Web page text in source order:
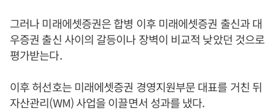
그러나 미래에셋증권은 합병 이후 미래에셋증권 출신과 대
우증권 출신 사이의 갈등이나 장벽이 비교적 낮았던 것으로
평가받는다.
이후 허선호는 미래에셋증권 경영지원부문 대표를 거친 뒤
자산관리(WM) 사업을 이끌면서 성과를 냈다.